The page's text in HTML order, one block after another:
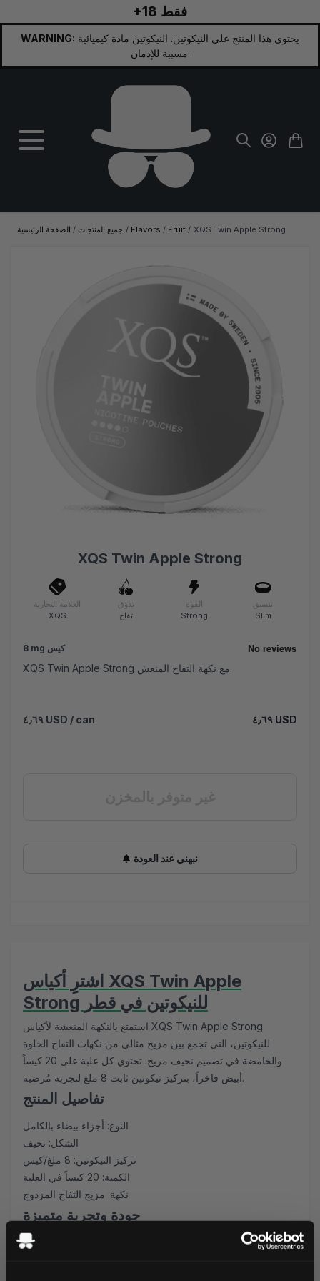
+18 فقط
WARNING:
مسببة للإدمان.
الصفحة الرئيسية / جميع المنتجات / Flavors / Fruit / XQS Twin Apple Strong
انقر لعرض الصورة بملء الشاشة
XQS Twin Apple Strong
العلامة التجارية
XQS
تذوق
تفاح
القوة
Strong
تنسيق
Slim
8 mg كيس
XQS Twin Apple Strong مع نكهة التفاح المنعش.
٤٫٦٩ USD / can ٤٫٦٩ USD
نبهني عند العودة
اشترِ أكياس XQS Twin Apple
Strong للنيكوتين في قطر
استمتع بالنكهة المنعشة لأكياس XQS Twin Apple Strong
للنيكوتين، التي تجمع بين مزيج مثالي من نكهات التفاح الحلوة
والحامضة في تصميم نحيف مريح. تحتوي كل علبة على 20 كيساً
أبيض فاخراً، بتركيز نيكوتين ثابت 8 ملغ لتجربة مُرضية.
تفاصيل المنتج
النوع: أجزاء بيضاء بالكامل
الشكل: نحيف
تركيز النيكوتين: 8 ملغ/كيس
الكمية: 20 كيساً في العلبة
نكهة: مزيج التفاح المزدوج
جودة وتجربة متميزة
يجمع XQS Twin Apple Strong بين نوعين مميزين من التفاح